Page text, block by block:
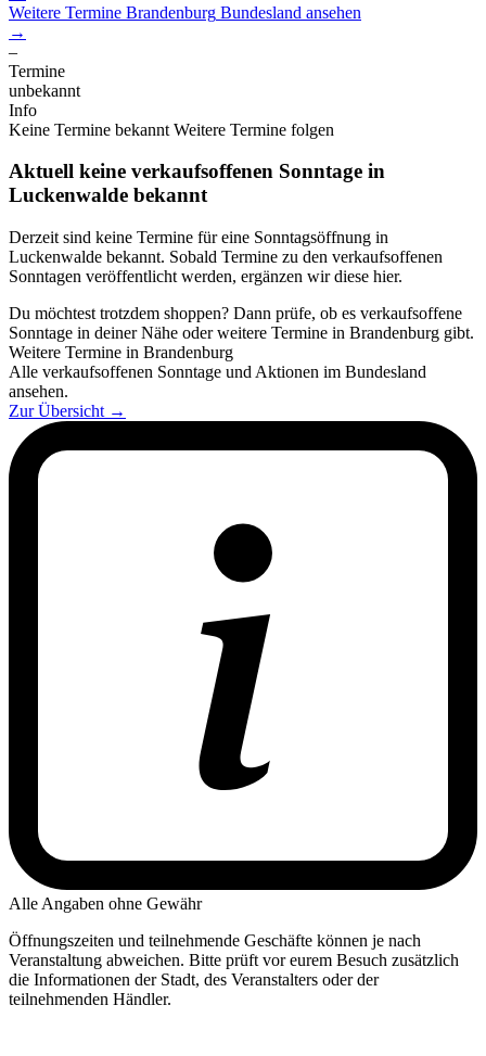
Weitere Termine Brandenburg Bundesland ansehen
→
–
Termine
unbekannt
Info
Keine Termine bekannt Weitere Termine folgen
Aktuell keine verkaufsoffenen Sonntage in
Luckenwalde bekannt
Derzeit sind keine Termine für eine Sonntagsöffnung in
Luckenwalde bekannt. Sobald Termine zu den verkaufsoffenen
Sonntagen veröffentlicht werden, ergänzen wir diese hier.
Du möchtest trotzdem shoppen? Dann prüfe, ob es verkaufsoffene
Sonntage in deiner Nähe oder weitere Termine in Brandenburg gibt.
Weitere Termine in Brandenburg
Alle verkaufsoffenen Sonntage und Aktionen im Bundesland
ansehen.
Zur Übersicht →
Alle Angaben ohne Gewähr
Öffnungszeiten und teilnehmende Geschäfte können je nach
Veranstaltung abweichen. Bitte prüft vor eurem Besuch zusätzlich
die Informationen der Stadt, des Veranstalters oder der
teilnehmenden Händler.